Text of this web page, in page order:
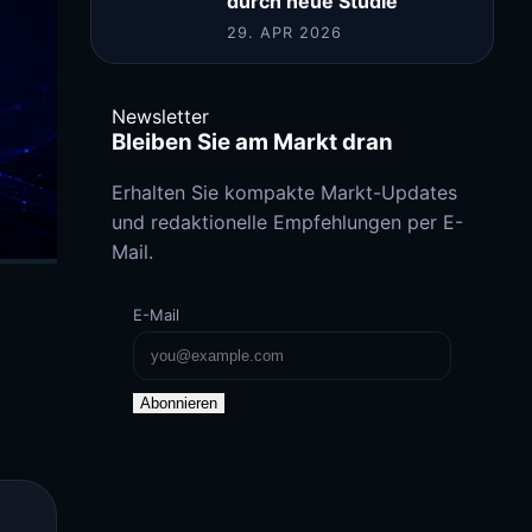
29. APR 2026
Newsletter
Bleiben Sie am Markt dran
Erhalten Sie kompakte Markt-Updates
und redaktionelle Empfehlungen per E-
Mail.
E-Mail
Abonnieren